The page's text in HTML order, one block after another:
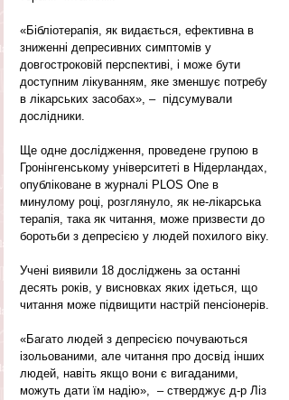
«Бібліотерапія, як видається, ефективна в
зниженні депресивних симптомів у
довгостроковій перспективі, і може бути
доступним лікуванням, яке зменшує потребу
в лікарських засобах», –  підсумували
дослідники.
Ще одне дослідження, проведене групою в
Гронінгенському університеті в Нідерландах,
опубліковане в журналі PLOS One в
минулому році, розглянуло, як не-лікарська
терапія, така як читання, може призвести до
боротьби з депресією у людей похилого віку.
Учені виявили 18 досліджень за останні
десять років, у висновках яких ідеться, що
читання може підвищити настрій пенсіонерів.
«Багато людей з депресією почуваються
ізольованими, але читання про досвід інших
людей, навіть якщо вони є вигаданими,
можуть дати їм надію»,  – стверджує д-р Ліз